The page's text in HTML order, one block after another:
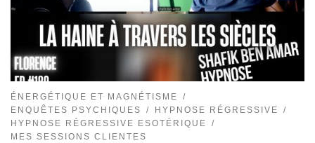
ÉNERGÉTIQUE ET MAGNÉTISME
ENQUÊTES PSYCHIQUES
HYPNOSE RÉGRESSIVE
HYPNOSE RÉGRESSIVE ESOTÉRIQUE
MES SESSIONS CLIENTES